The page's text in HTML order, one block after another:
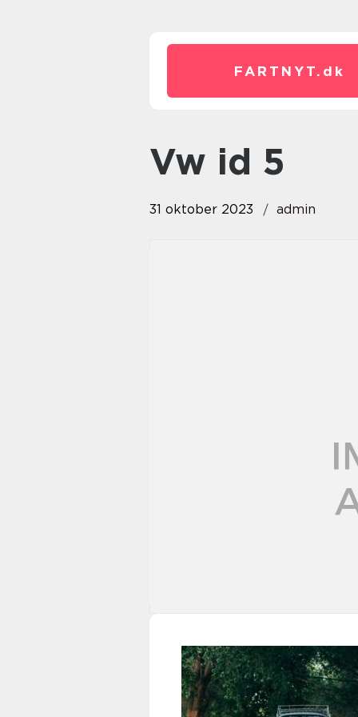
FARTNYT. dk
vw id 5
31 oktober 2023 admin